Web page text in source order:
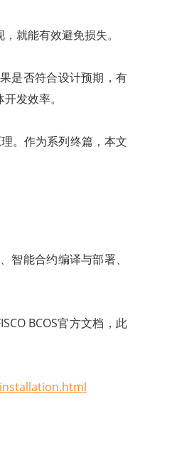
就能有效避免损失。
是否符合设计预期，有
发效率。
。作为系列终篇，本文
智能合约编译与部署、
BCOS官方文档，此